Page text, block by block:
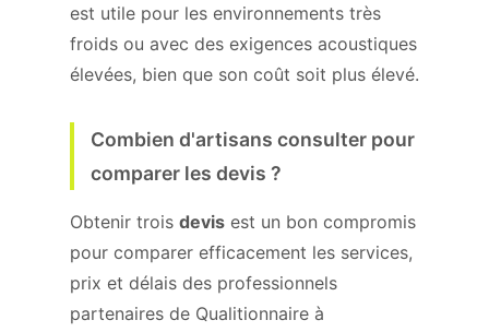
est utile pour les environnements très
froids ou avec des exigences acoustiques
élevées, bien que son coût soit plus élevé.
Combien d'artisans consulter pour
comparer les devis ?
Obtenir trois devis est un bon compromis
pour comparer efficacement les services,
prix et délais des professionnels
partenaires de Qualitionnaire à